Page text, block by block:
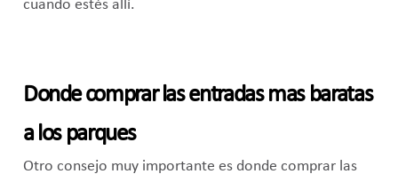
cuando estés allí.
Donde comprar las entradas mas baratas
a los parques
Otro consejo muy importante es donde comprar las